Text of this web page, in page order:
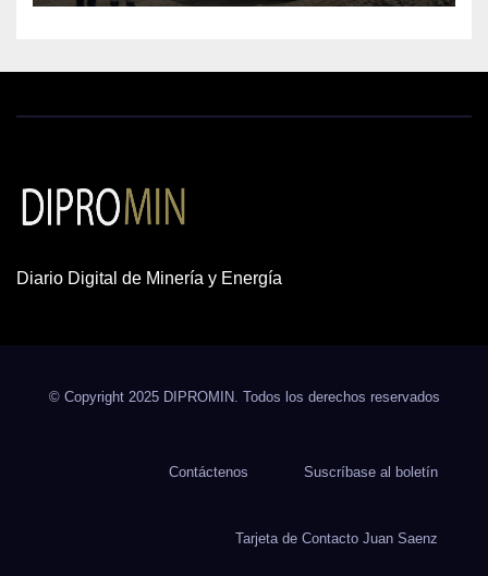
Diario Digital de Minería y Energía
© Copyright 2025 DIPROMIN. Todos los derechos reservados
Contáctenos Suscríbase al boletín
Tarjeta de Contacto Juan Saenz